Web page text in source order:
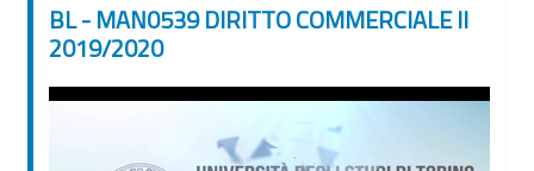
BL - MAN0539 DIRITTO COMMERCIALE II
2019/2020